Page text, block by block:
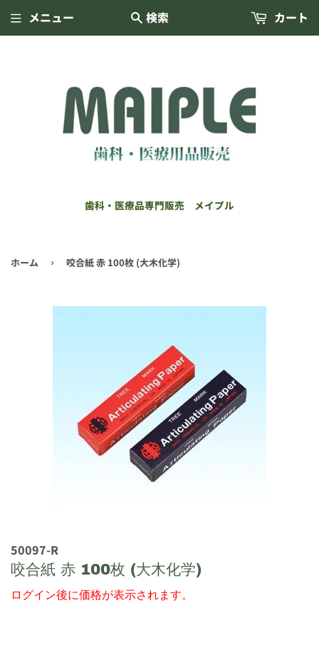
歯科・医療品専門販売 メイプル
メニュー 検索 カート
ホーム › 咬合紙 赤 100枚 (大木化学)
50097-R
咬合紙 赤 100枚 (大木化学)
ログイン後に価格が表示されます。